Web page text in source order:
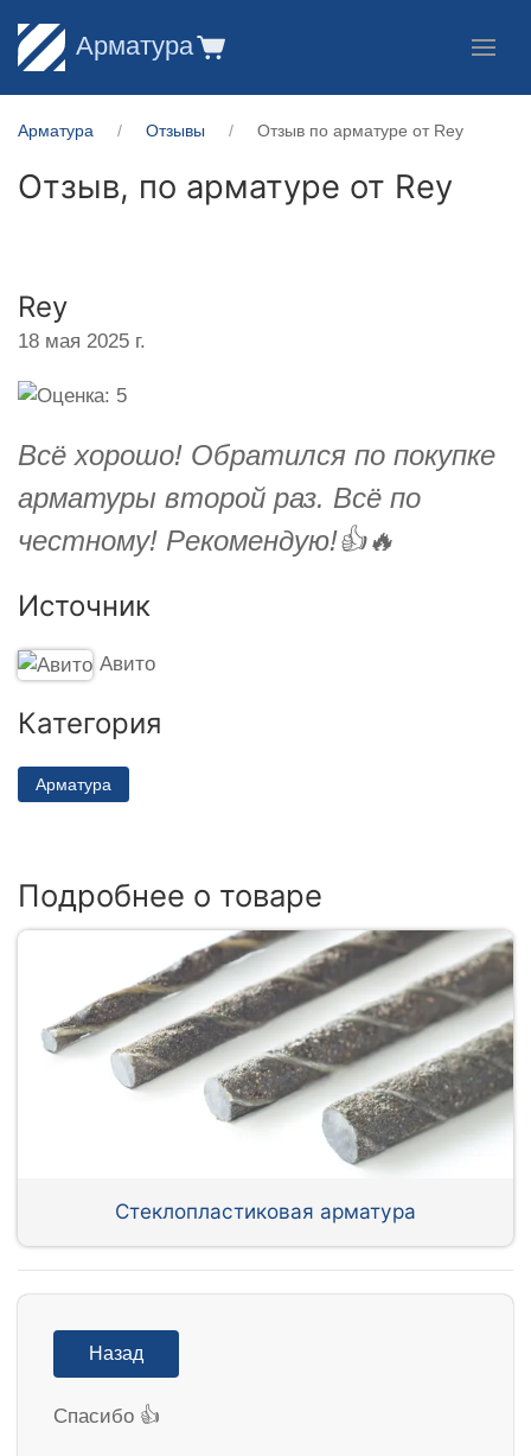
Арматура
Арматура Отзывы Отзыв по арматуре от Rey
Отзыв, по арматуре от Rey
Rey
18 мая 2025 г.
Всё хорошо! Обратился по покупке
арматуры второй раз. Всё по
честному! Рекомендую!👍🔥
Источник
Авито
Категория
Арматура
Подробнее о товаре
Стеклопластиковая арматура
Назад
Спасибо 👍